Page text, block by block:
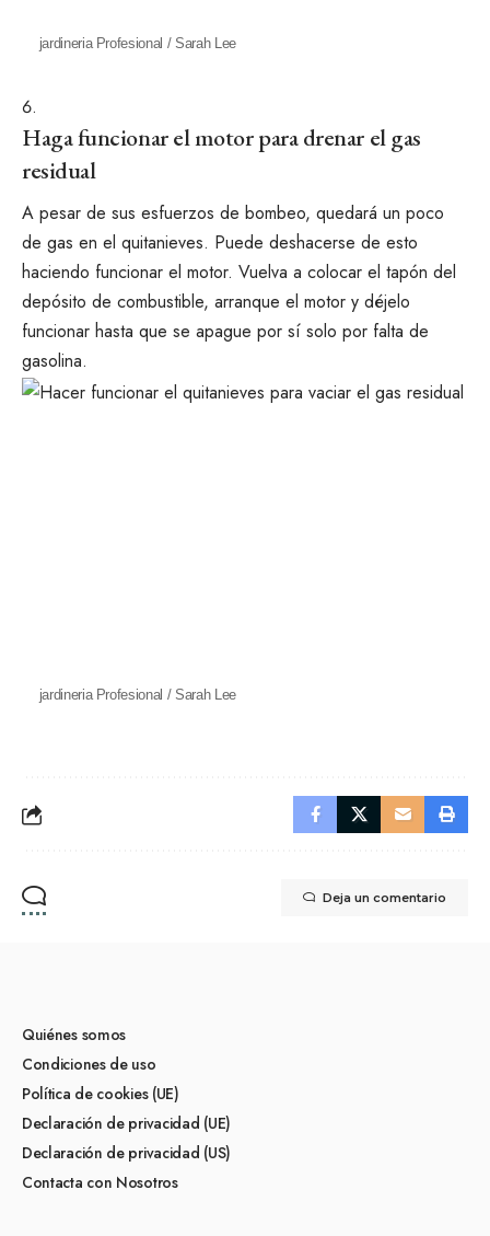
jardineria Profesional / Sarah Lee
Haga funcionar el motor para drenar el gas
residual
A pesar de sus esfuerzos de bombeo, quedará un poco
de gas en el quitanieves. Puede deshacerse de esto
haciendo funcionar el motor. Vuelva a colocar el tapón del
depósito de combustible, arranque el motor y déjelo
funcionar hasta que se apague por sí solo por falta de
gasolina.
jardineria Profesional / Sarah Lee
Deja un comentario
Quiénes somos
Condiciones de uso
Política de cookies (UE)
Declaración de privacidad (UE)
Declaración de privacidad (US)
Contacta con Nosotros